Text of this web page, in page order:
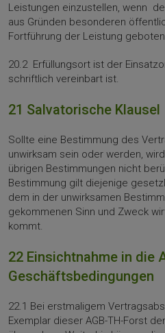
Leistungen einzustellen, wenn
aus Gründen besonderen
Fortführung der Leistung
20.2 Erfüllungsort ist der
schriftlich vereinbart ist.
21 Salvatorische Klausel
Sollte eine Bestimmung des
unwirksam sein oder werden,
übrigen Bestimmungen nicht
Bestimmung gilt diejenige
dem in der unwirksamen
gekommenen Sinn und Zweck
kommt.
22 Einsichtnahme in die
Geschäftsbedingungen
22.1 Bei erstmaligem
Exemplar dieser AGB-TH-Forst